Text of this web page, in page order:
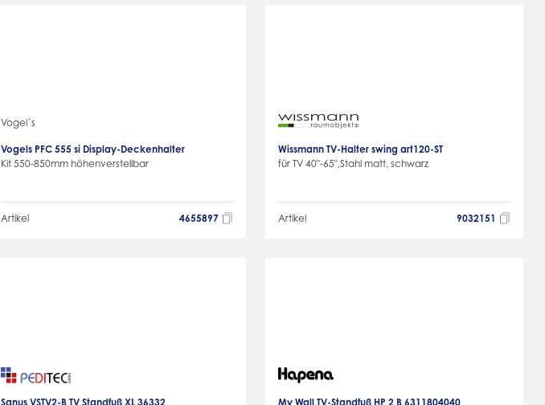
Vogel´s
Vogels PFC 555 si Display-Deckenhalter
Kit 550-850mm höhenverstellbar
Artikel 4655897
Wissmann TV-Halter swing art120-ST
für TV 40"-65",Stahl matt, schwarz
Artikel 9032151
Sanus VSTV2-B TV Standfuß XL 36332 My Wall TV-Standfuß HP 2 B 6311804040